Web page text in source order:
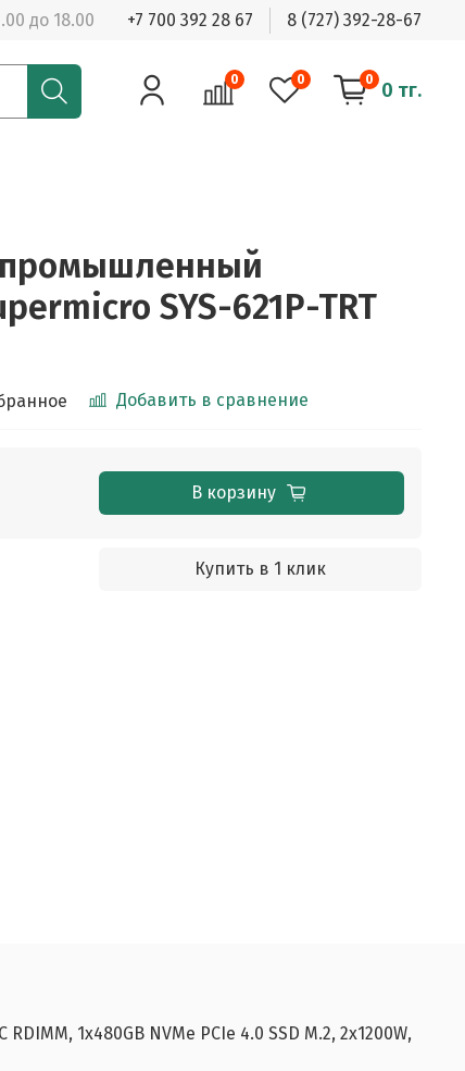
до 18.00 +7 700 392 28 67 8 (727) 392-28-67
0 0 0 0 тг.
SYS-621P-TRT
Добавить в сравнение
В корзину
Купить в 1 клик
1x480GB NVMe PCIe 4.0 SSD M.2, 2x1200W,